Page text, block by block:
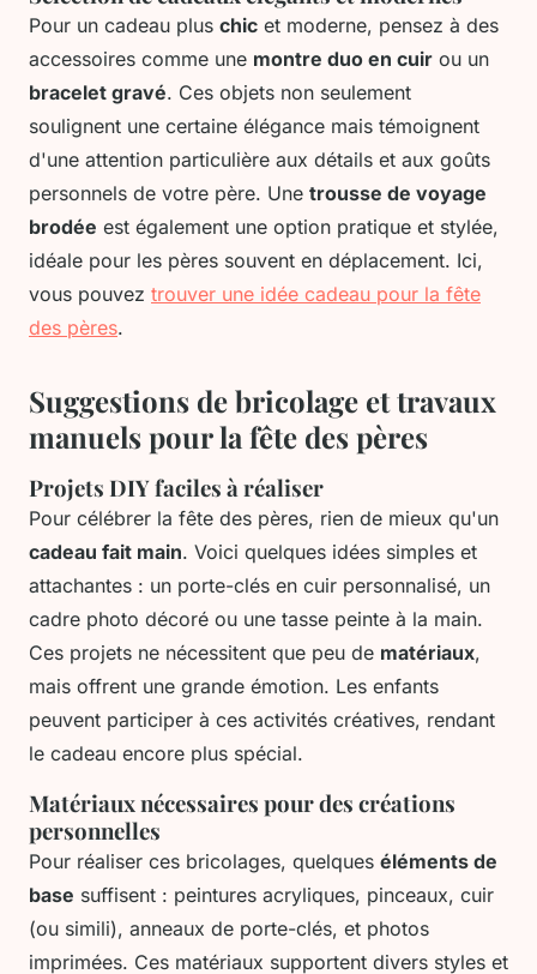
Pour un cadeau plus chic et moderne, pensez à des
accessoires comme une montre duo en cuir ou un
bracelet gravé. Ces objets non seulement
soulignent une certaine élégance mais témoignent
d'une attention particulière aux détails et aux goûts
personnels de votre père. Une trousse de voyage
brodée est également une option pratique et stylée,
idéale pour les pères souvent en déplacement. Ici,
vous pouvez trouver une idée cadeau pour la fête
des pères.
Suggestions de bricolage et travaux
manuels pour la fête des pères
Projets DIY faciles à réaliser
Pour célébrer la fête des pères, rien de mieux qu'un
cadeau fait main. Voici quelques idées simples et
attachantes : un porte-clés en cuir personnalisé, un
cadre photo décoré ou une tasse peinte à la main.
Ces projets ne nécessitent que peu de matériaux,
mais offrent une grande émotion. Les enfants
peuvent participer à ces activités créatives, rendant
le cadeau encore plus spécial.
Matériaux nécessaires pour des créations
personnelles
Pour réaliser ces bricolages, quelques éléments de
base suffisent : peintures acryliques, pinceaux, cuir
(ou simili), anneaux de porte-clés, et photos
imprimées. Ces matériaux supportent divers styles et